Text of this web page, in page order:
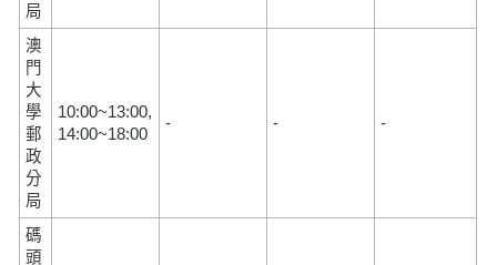
局
澳
門
大
學
郵
政
分
局
10:00~13:00,
14:00~18:00
- - -
碼
頭